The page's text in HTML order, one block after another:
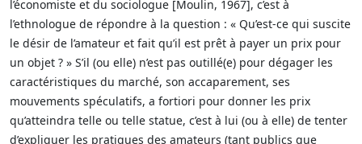
l’économiste et du sociologue [Moulin, 1967], c’est à
l’ethnologue de répondre à la question : « Qu’est-ce qui suscite
le désir de l’amateur et fait qu’il est prêt à payer un prix pour
un objet ? » S’il (ou elle) n’est pas outillé(e) pour dégager les
caractéristiques du marché, son accaparement, ses
mouvements spéculatifs, a fortiori pour donner les prix
qu’atteindra telle ou telle statue, c’est à lui (ou à elle) de tenter
d’expliquer les pratiques des amateurs (tant publics que